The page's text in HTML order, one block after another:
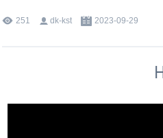
251 dk-kst 2023-09-29